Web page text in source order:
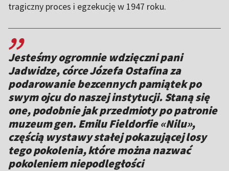
tragiczny proces i egzekucję w 1947 roku.
,,
Jesteśmy ogromnie wdzięczni pani
Jadwidze, córce Józefa Ostafina za
podarowanie bezcennych pamiątek po
swym ojcu do naszej instytucji. Staną się
one, podobnie jak przedmioty po patronie
muzeum gen. Emilu Fieldorfie «Nilu»,
częścią wystawy stałej pokazującej losy
tego pokolenia, które można nazwać
pokoleniem niepodległości